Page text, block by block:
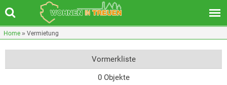
Home » Vermietung
Vormerkliste
0 Objekte